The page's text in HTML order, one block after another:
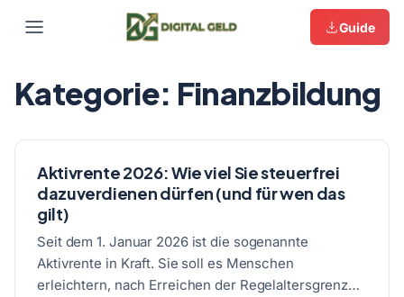
Guide
InhaltKategorie: Finanzbildung
Aktivrente 2026: Wie viel Sie steuerfrei
dazuverdienen dürfen (und für wen das
gilt)
Seit dem 1. Januar 2026 ist die sogenannte
Aktivrente in Kraft. Sie soll es Menschen
erleichtern, nach Erreichen der Regelaltersgrenze